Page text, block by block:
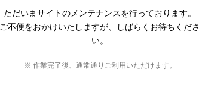
ただいまサイトのメンテナンスを行っております。
ご不便をおかけいたしますが、しばらくお待ちくださ
い。
※ 作業完了後、通常通りご利用いただけます。